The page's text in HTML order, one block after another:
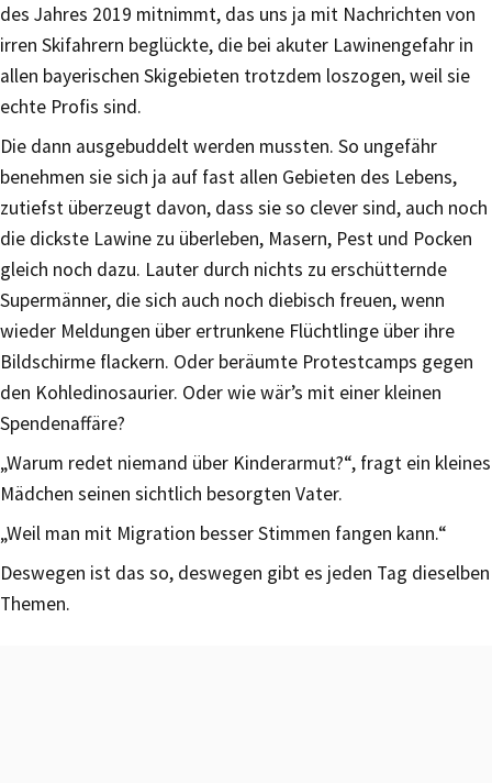
des Jahres 2019 mitnimmt, das uns ja mit Nachrichten von
irren Skifahrern beglückte, die bei akuter Lawinengefahr in
allen bayerischen Skigebieten trotzdem loszogen, weil sie
echte Profis sind.
Die dann ausgebuddelt werden mussten. So ungefähr
benehmen sie sich ja auf fast allen Gebieten des Lebens,
zutiefst überzeugt davon, dass sie so clever sind, auch noch
die dickste Lawine zu überleben, Masern, Pest und Pocken
gleich noch dazu. Lauter durch nichts zu erschütternde
Supermänner, die sich auch noch diebisch freuen, wenn
wieder Meldungen über ertrunkene Flüchtlinge über ihre
Bildschirme flackern. Oder beräumte Protestcamps gegen
den Kohledinosaurier. Oder wie wär’s mit einer kleinen
Spendenaffäre?
„Warum redet niemand über Kinderarmut?“, fragt ein kleines
Mädchen seinen sichtlich besorgten Vater.
„Weil man mit Migration besser Stimmen fangen kann.“
Deswegen ist das so, deswegen gibt es jeden Tag dieselben
Themen.